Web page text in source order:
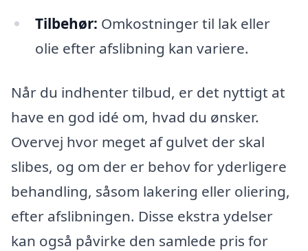
Tilbehør: Omkostninger til lak eller
olie efter afslibning kan variere.
Når du indhenter tilbud, er det nyttigt at
have en god idé om, hvad du ønsker.
Overvej hvor meget af gulvet der skal
slibes, og om der er behov for yderligere
behandling, såsom lakering eller oliering,
efter afslibningen. Disse ekstra ydelser
kan også påvirke den samlede pris for